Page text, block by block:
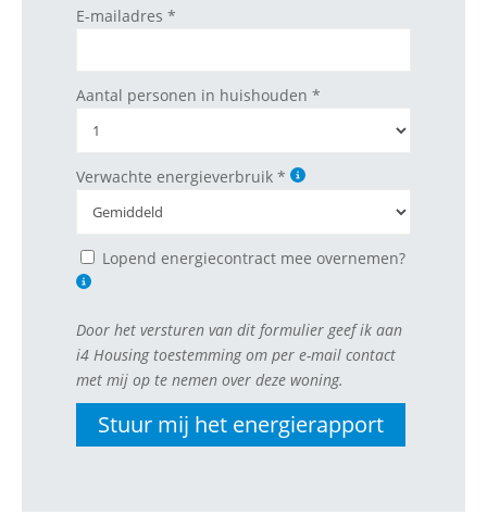
E-mailadres *
Aantal personen in huishouden *
Verwachte energieverbruik *
Lopend energiecontract mee overnemen?
Door het versturen van dit formulier geef ik aan
i4 Housing toestemming om per e-mail contact
met mij op te nemen over deze woning.